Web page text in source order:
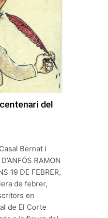
del
Bernat i
RAMON
19 DE FEBRER,
de febrer,
en
de El Corte